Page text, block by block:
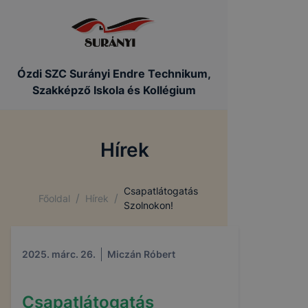
Ózdi SZC Surányi Endre Technikum,
Szakképző Iskola és Kollégium
Hírek
Főoldal / Hírek /
Csapatlátogatás
Szolnokon!
2025. márc. 26. Miczán Róbert
Csapatlátogatás
Az IKK Innovatív Képzéstámogató Központ Zrt. az